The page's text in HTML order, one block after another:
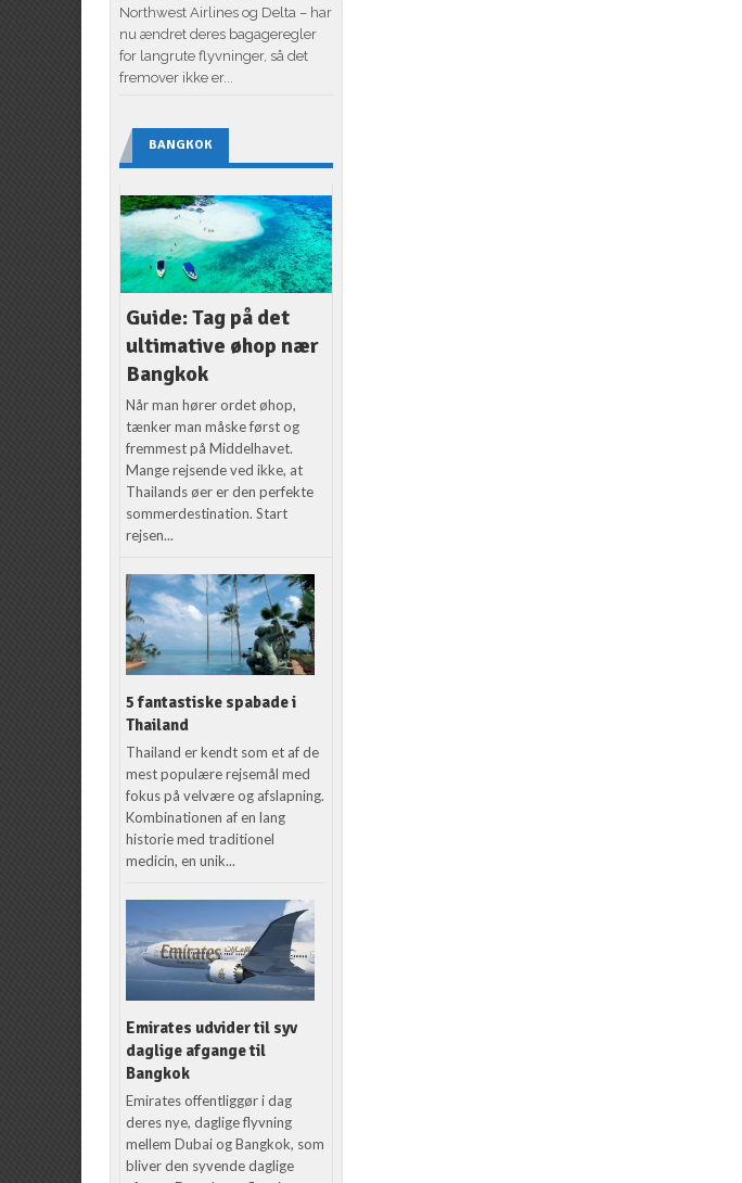
Northwest Airlines og Delta – har
nu ændret deres bagageregler
for langrute flyvninger, så det
fremover ikke er...
BANGKOK
Guide: Tag på det
ultimative øhop nær
Bangkok
Når man hører ordet øhop,
tænker man måske først og
fremmest på Middelhavet.
Mange rejsende ved ikke, at
Thailands øer er den perfekte
sommerdestination. Start
rejsen...
5 fantastiske spabade i
Thailand
Thailand er kendt som et af de
mest populære rejsemål med
fokus på velvære og afslapning.
Kombinationen af en lang
historie med traditionel
medicin, en unik...
Emirates udvider til syv
daglige afgange til
Bangkok
Emirates offentliggør i dag
deres nye, daglige flyvning
mellem Dubai og Bangkok, som
bliver den syvende daglige